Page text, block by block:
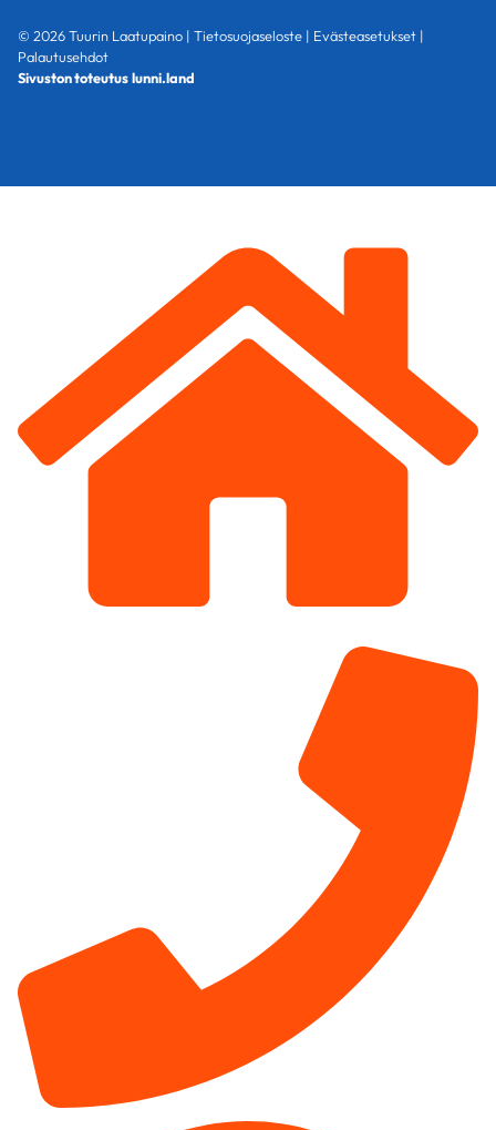
© 2026 Tuurin Laatupaino | Tietosuojaseloste | Evästeasetukset |
Palautusehdot
Sivuston toteutuslunni.land